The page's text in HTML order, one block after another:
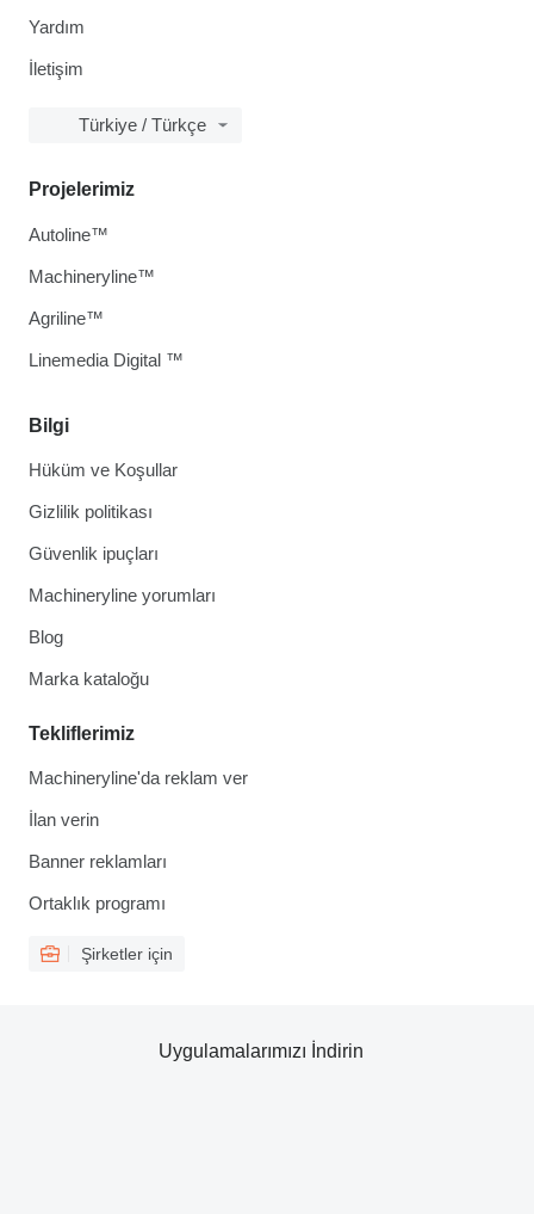
Yardım
İletişim
Türkiye / Türkçe
Bilgi
Hüküm ve Koşullar
Gizlilik politikası
Güvenlik ipuçları
Machineryline yorumları
Blog
Marka kataloğu
Tekliflerimiz
Machineryline'da reklam ver
İlan verin
Banner reklamları
Ortaklık programı
Şirketler için
Projelerimiz
Autoline™
Machineryline™
Agriline™
Linemedia Digital ™
Uygulamalarımızı İndirin